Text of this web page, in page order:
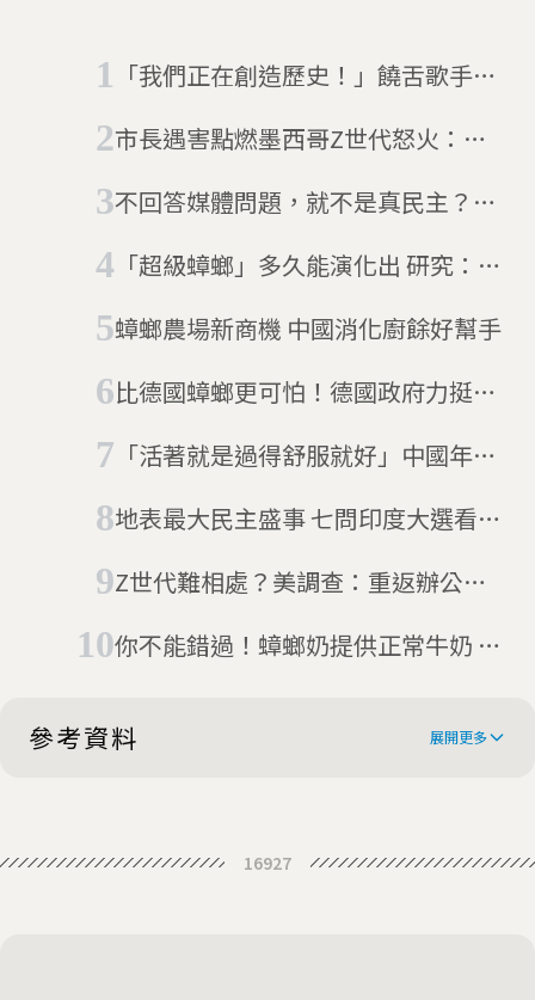
「我們正在創造歷史！」饒舌歌手改
宣誓就職
市長遇害點燃墨西哥Z世代怒火：暴
頭蔓延
不回答媒體問題，就不是真民主？莫
什麼
「超級蟑螂」多久能演化出 研究：一
蟑螂農場新商機 中國消化廚餘好幫手
比德國蟑螂更可怕！德國政府力挺AI
入敵方死角
「活著就是過得舒服就好」中國年輕
人」風潮
地表最大民主盛事 七問印度大選看什
Z世代難相處？美調查：重返辦公
你不能錯過！蟑螂奶提供正常牛奶 3
參考資料 展開更多
- a cockroach16927